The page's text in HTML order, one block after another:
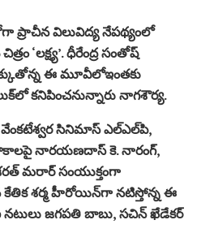
విలువిద్య నేప‌థ్యంలో
‘ల‌క్ష్య’. ధీరేంద్ర సంతోష్‌
ఈ మూవీలోఇంత‌కు
క‌నిపించనున్నారు నాగ‌శౌర్య‌.
సినిమాస్‌ ఎల్‌ఎల్‌పి,
నారయణదాస్ కె. నారంగ్‌,
మరార్ సంయుక్తంగా
కేతిక శ‌ర్మ హీరోయిన్‌గా న‌టిస్తోన్న ఈ
న‌టులు జ‌గ‌ప‌తి బాబు, సచిన్ ఖేడేకర్